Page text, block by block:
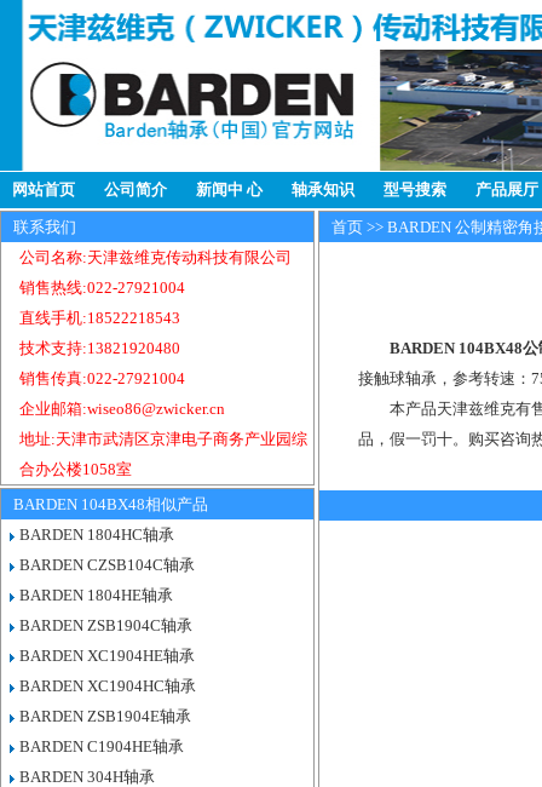
网站首页 公司简介 新闻中 心 轴承知识 型号搜索 产品展厅
联系我们
公司名称:天津兹维克传动科技有限公司
销售热线:022-27921004
直线手机:18522218543
技术支持:13821920480
销售传真:022-27921004
企业邮箱:wiseo86@zwicker.cn
地址:天津市武清区京津电子商务产业园综
合办公楼1058室
BARDEN 104BX48相似产品
BARDEN 1804HC轴承
BARDEN CZSB104C轴承
BARDEN 1804HE轴承
BARDEN ZSB1904C轴承
BARDEN XC1904HE轴承
BARDEN XC1904HC轴承
BARDEN ZSB1904E轴承
BARDEN C1904HE轴承
BARDEN 304H轴承
首页 >> BARDEN 公制精密角
BARDEN 104BX48
接触球轴承，参考转速：
本产品天津兹维克有
品，假一罚十。购买咨询